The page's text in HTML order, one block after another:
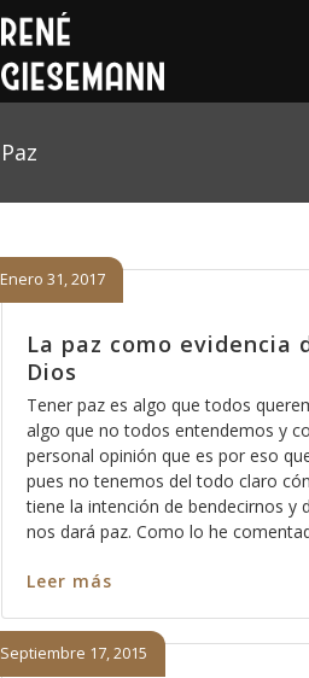
Paz
La paz como evidencia
Dios
Enero 31, 2017
Tener paz es algo que todos
algo que no todos entendemos y
personal opinión que es por eso
pues no tenemos del todo claro
tiene la intención de bendecirnos y
nos dará paz. Como lo he
Leer más
Septiembre 17, 2015